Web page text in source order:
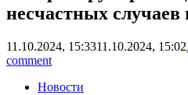
несчастных случаев
11.10.2024, 15:3311.10.2024, 15:02
comment
Новости